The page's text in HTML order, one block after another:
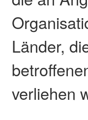
Länder,
verliehen